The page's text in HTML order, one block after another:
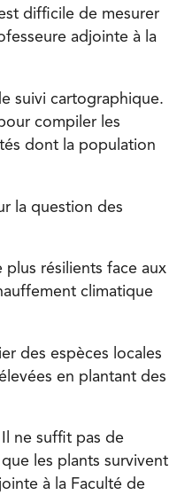
difficile de mesurer
adjointe à la
suivi cartographique.
compiler les
dont la population
la question des
résilients face aux
climatique
des espèces locales
en plantant des
ne suffit pas de
les plants survivent
à la Faculté de